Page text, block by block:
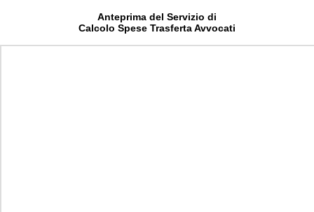
Anteprima del Servizio di
Calcolo Spese Trasferta Avvocati